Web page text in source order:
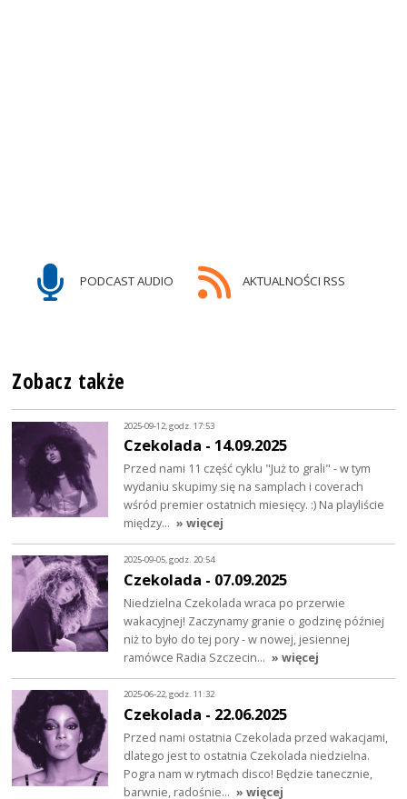
PODCAST AUDIO AKTUALNOŚCI RSS
Zobacz także
2025-09-12, godz. 17:53
Czekolada - 14.09.2025
Przed nami 11 część cyklu "Już to grali" - w tym
wydaniu skupimy się na samplach i coverach
wśród premier ostatnich miesięcy. :) Na playliście
między… » więcej
2025-09-05, godz. 20:54
Czekolada - 07.09.2025
Niedzielna Czekolada wraca po przerwie
wakacyjnej! Zaczynamy granie o godzinę później
niż to było do tej pory - w nowej, jesiennej
ramówce Radia Szczecin… » więcej
2025-06-22, godz. 11:32
Czekolada - 22.06.2025
Przed nami ostatnia Czekolada przed wakacjami,
dlatego jest to ostatnia Czekolada niedzielna.
Pogra nam w rytmach disco! Będzie tanecznie,
barwnie, radośnie… » więcej